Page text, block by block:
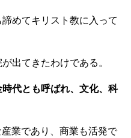
めてキリスト教に入って
出てきたわけである。
代とも呼ばれ、文化、科
業であり、商業も活発で